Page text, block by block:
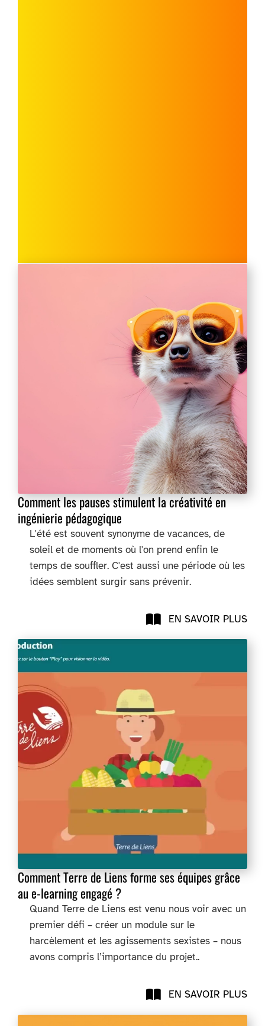
Comment les pauses stimulent la créativité en
ingénierie pédagogique
L'été est souvent synonyme de vacances, de
soleil et de moments où l'on prend enfin le
temps de souffler. C'est aussi une période où les
idées semblent surgir sans prévenir.
EN SAVOIR PLUS
Comment Terre de Liens forme ses équipes grâce
au e-learning engagé ?
Quand Terre de Liens est venu nous voir avec un
premier défi – créer un module sur le
harcèlement et les agissements sexistes – nous
avons compris l’importance du projet..
EN SAVOIR PLUS